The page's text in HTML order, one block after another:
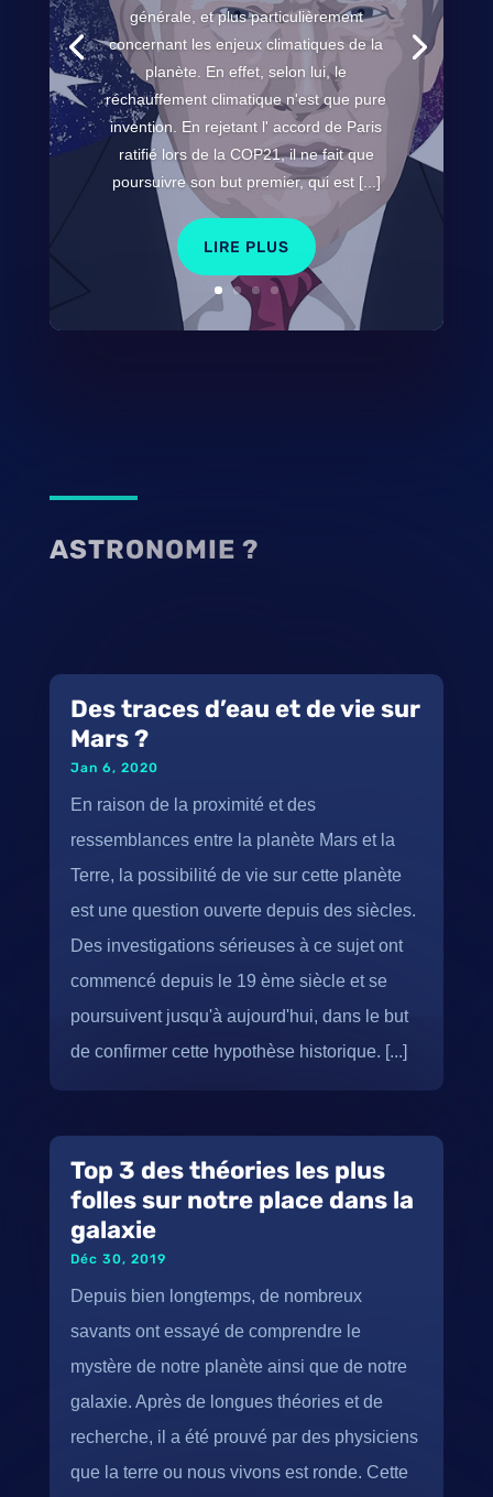
générale, et plus particulièrement
concernant les enjeux climatiques de la
planète. En effet, selon lui, le
réchauffement climatique n'est que pure
invention. En rejetant l' accord de Paris
ratifié lors de la COP21, il ne fait que
poursuivre son but premier, qui est [...]
LIRE PLUS
ASTRONOMIE ?
Des traces d’eau et de vie sur
Mars ?
Jan 6, 2020
En raison de la proximité et des
ressemblances entre la planète Mars et la
Terre, la possibilité de vie sur cette planète
est une question ouverte depuis des siècles.
Des investigations sérieuses à ce sujet ont
commencé depuis le 19 ème siècle et se
poursuivent jusqu'à aujourd'hui, dans le but
de confirmer cette hypothèse historique. [...]
Top 3 des théories les plus
folles sur notre place dans la
galaxie
Déc 30, 2019
Depuis bien longtemps, de nombreux
savants ont essayé de comprendre le
mystère de notre planète ainsi que de notre
galaxie. Après de longues théories et de
recherche, il a été prouvé par des physiciens
que la terre ou nous vivons est ronde. Cette